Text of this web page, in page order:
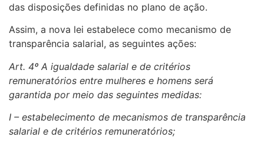
das disposições definidas no plano de ação.
Assim, a nova lei estabelece como mecanismo de
transparência salarial, as seguintes ações:
Art. 4º A igualdade salarial e de critérios
remuneratórios entre mulheres e homens será
garantida por meio das seguintes medidas:
I – estabelecimento de mecanismos de transparência
salarial e de critérios remuneratórios;